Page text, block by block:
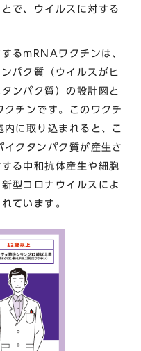
で、ウイルスに対する
るmRNAワクチンは、
パク質（ウイルスがヒ
ンパク質）の設計図と
チンです。このワクチ
に取り込まれると、こ
クタンパク質が産生さ
る中和抗体産生や細胞
型コロナウイルスによ
ています。